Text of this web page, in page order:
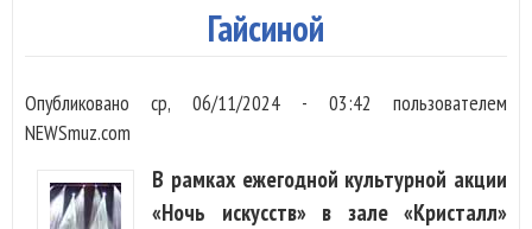
Гайсиной
Опубликованоср, 06/11/2024 - 03:42 пользователем
NEWSmuz.com
В рамках ежегодной культурной акции
«Ночь искусств» в зале «Кристалл»